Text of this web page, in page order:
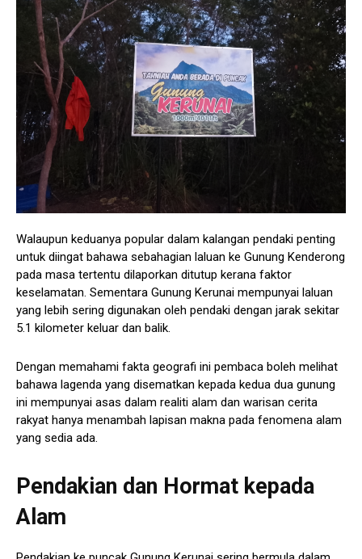
Walaupun keduanya popular dalam kalangan pendaki penting
untuk diingat bahawa sebahagian laluan ke Gunung Kenderong
pada masa tertentu dilaporkan ditutup kerana faktor
keselamatan. Sementara Gunung Kerunai mempunyai laluan
yang lebih sering digunakan oleh pendaki dengan jarak sekitar
5.1 kilometer keluar dan balik.
Dengan memahami fakta geografi ini pembaca boleh melihat
bahawa lagenda yang disematkan kepada kedua dua gunung
ini mempunyai asas dalam realiti alam dan warisan cerita
rakyat hanya menambah lapisan makna pada fenomena alam
yang sedia ada.
Pendakian dan Hormat kepada
Alam